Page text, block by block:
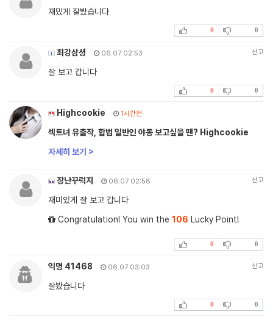
재밌게 잘봤습니다
0 0
최강삼셩 06.07 02:53 신고
잘 보고 갑니다
0 0
Highcookie 1시간전
섹트녀 유출작, 합법 일반인 야동 보고싶을 땐? Highcookie
자세히 보기 >
장난꾸럭지 06.07 02:58 신고
재미있게 잘 보고 갑니다
Congratulation! You win the 106 Lucky Point!
0 0
익명 41468 06.07 03:03 신고
잘봤습니다
0 0